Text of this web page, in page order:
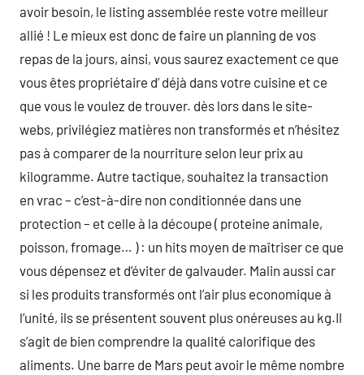
avoir besoin, le listing assemblée reste votre meilleur
allié ! Le mieux est donc de faire un planning de vos
repas de la jours, ainsi, vous saurez exactement ce que
vous êtes propriétaire d’ déjà dans votre cuisine et ce
que vous le voulez de trouver. dès lors dans le site-
webs, privilégiez matières non transformés et n’hésitez
pas à comparer de la nourriture selon leur prix au
kilogramme. Autre tactique, souhaitez la transaction
en vrac – c’est-à-dire non conditionnée dans une
protection – et celle à la découpe ( proteine animale,
poisson, fromage… ) : un hits moyen de maîtriser ce que
vous dépensez et d’éviter de galvauder. Malin aussi car
si les produits transformés ont l’air plus economique à
l’unité, ils se présentent souvent plus onéreuses au kg.Il
s’agit de bien comprendre la qualité calorifique des
aliments. Une barre de Mars peut avoir le même nombre